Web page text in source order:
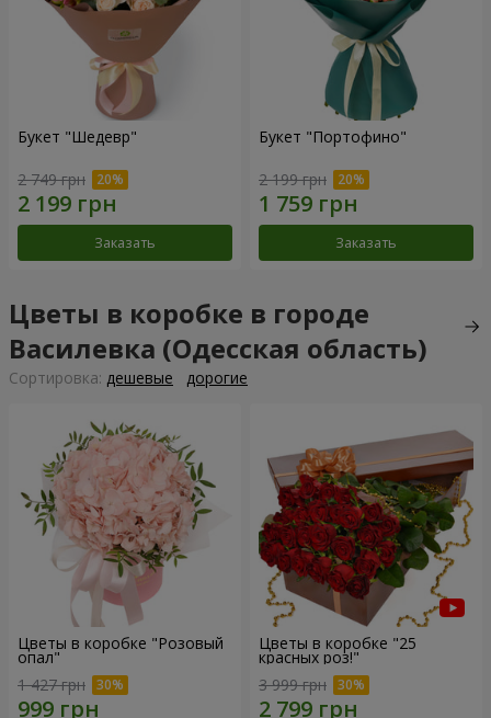
Букет "Шедевр"
2 749 грн
Заказать
Букет "Портофино"
2 199 грн
Заказать
Цветы в коробке в городе
Василевка (Одесская область)
Cортировка: дешевые дорогие
Цветы в коробке "Розовый
опал"
1 427 грн
Цветы в коробке "25
красных роз!"
3 999 грн